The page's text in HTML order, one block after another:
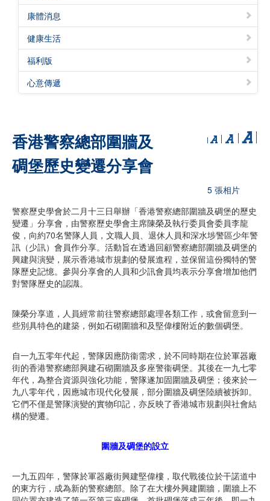
警聲特刊
康體消息
健康生活
福利版
心意傳遞
香港警察總部圍牆及
碉堡歷史變遷分享會
5 張相片
警察歷史學會於二月十三日舉辦「香港警察總部圍牆及碉堡的歷史
變遷」分享會，由警察歷史學會主席陳榮及執行委員會委員李龍
俊，向約70名警隊人員，文職人員、退休人員和深水埗警區少年警
訊（少訊）會員作分享。活動旨在透過回顧警察總部圍牆及碉堡的
興建與演變，展示香港城市規劃的發展進程，並保留這份獨特的警
隊歷史記憶。參與分享會的人員和少訊會員均表示分享會增加他們
對警隊歷史的認識。
陳榮分享道，人員經常前往警察總部處理各類工作，或會留意到一
些別具特色的建築，例如石砌圍牆和及堅偉樓附近的數個碉堡。
自一九五零年代起，警隊因應防衞需求，於不同時期在位於軍器廠
街的香港警察總部興建石砌圍牆及多座警衞碉堡。其後在一九七零
年代，為整合資源與強化功能，警隊遂加固圍牆及碉堡；後來於一
九八零年代，因應城市現代化發展，部分圍牆及碉堡陸續被拆卸。
它們不僅是警隊演變的實物印記，亦反映了香港城市規劃與社會結
構的變遷。
圍牆及碉堡的設立
一九五四年，警隊於軍器廠街興建堅偉樓，取代戰後位於干諾道中
的東方行，成為新的警察總部。除了在大樓外興建圍牆，圍牆上不